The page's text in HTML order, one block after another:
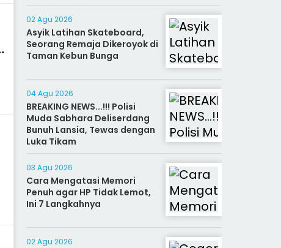
02 Agu 2026
Asyik Latihan Skateboard,
Seorang Remaja Dikeroyok di
Taman Kebun Bunga
04 Agu 2026
BREAKING NEWS...!!! Polisi
Muda Sabhara Deliserdang
Bunuh Lansia, Tewas dengan
Luka Tikam
03 Agu 2026
Cara Mengatasi Memori
Penuh agar HP Tidak Lemot,
Ini 7 Langkahnya
02 Agu 2026